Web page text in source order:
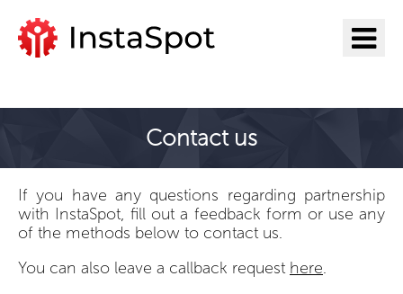
Contact us
If you have any questions regarding partnership
with InstaSpot, fill out a feedback form or use any
of the methods below to contact us.
You can also leave a callback request here.